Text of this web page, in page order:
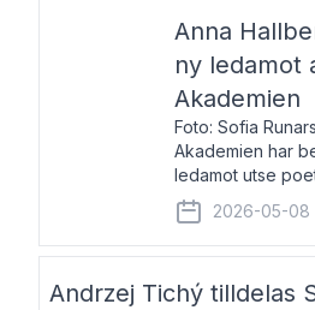
Anna
ny ledamot
Akademien
Foto: Sofia
Akademien har
ledamot utse
litteraturkritikern
efterträder
stol 18 och
2026-05-08
Andrzej Tichý tilldelas